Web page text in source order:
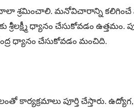
మనోవిచారాన్ని కలిగించే
శ్రీలక్ష్మీ ధ్యానం చేసుకోవడం
ధ్యానం చేసుకోవడం మంచిది.
కార్యక్రమాలు పూర్తి చేస్తారు.